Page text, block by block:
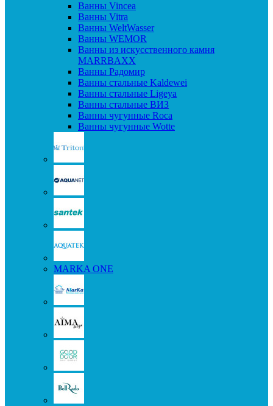
Ванны Vincea
Ванны Vitra
Ванны WeltWasser
Ванны WEMOR
Ванны из искусственного камня
MARRBAXX
Ванны Радомир
Ванны стальные Kaldewei
Ванны стальные Ligeya
Ванны стальные ВИЗ
Ванны чугунные Roca
Ванны чугунные Wotte
MARKA ONE